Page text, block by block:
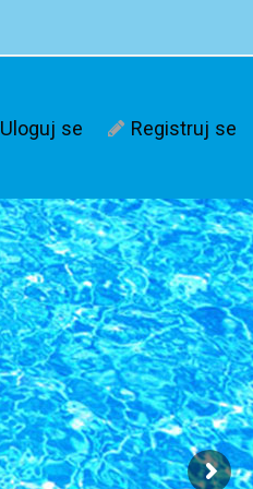
Uloguj se Registruj se